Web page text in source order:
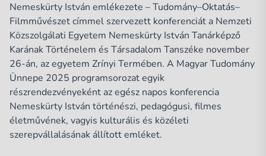
Nemeskürty István emlékezete – Tudomány–Oktatás–
Filmművészet címmel szervezett konferenciát a Nemzeti
Közszolgálati Egyetem Nemeskürty István Tanárképző
Karának Történelem és Társadalom Tanszéke november
26-án, az egyetem Zrínyi Termében. A Magyar Tudomány
Ünnepe 2025 programsorozat egyik
részrendezvényeként az egész napos konferencia
Nemeskürty István történészi, pedagógusi, filmes
életművének, vagyis kulturális és közéleti
szerepvállalásának állított emléket.